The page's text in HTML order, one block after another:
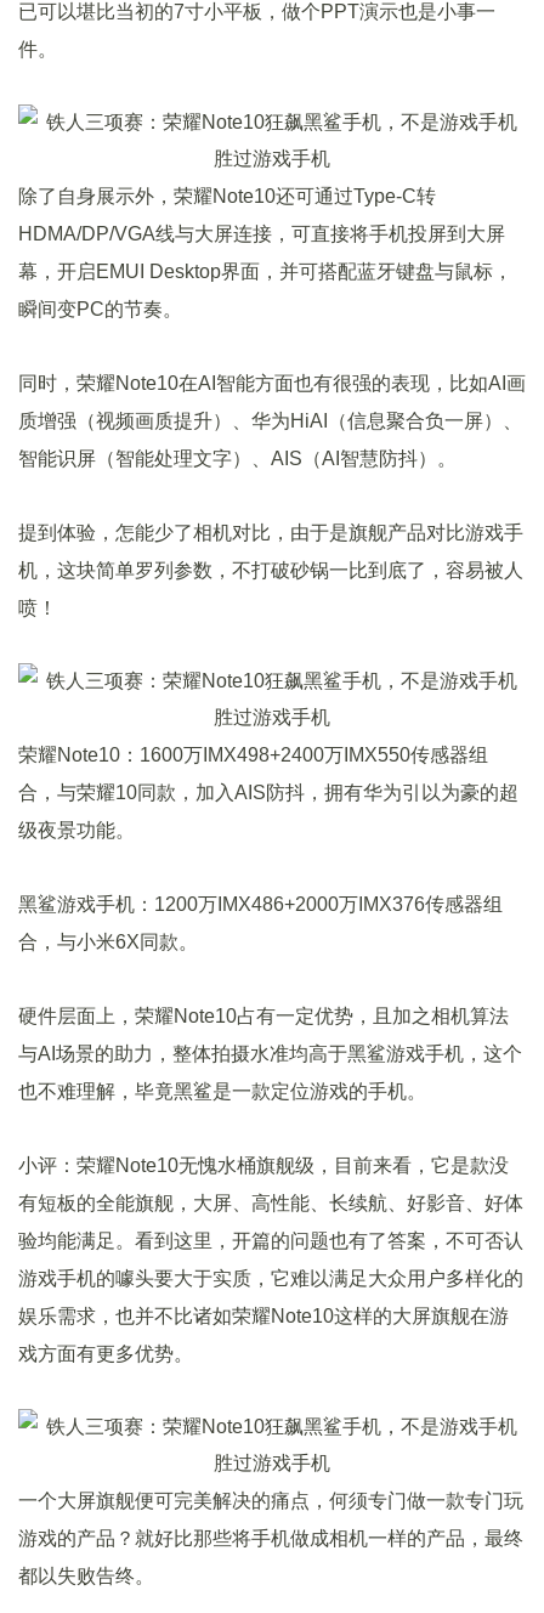
已可以堪比当初的7寸小平板，做个PPT演示也是小事一
件。
除了自身展示外，荣耀Note10还可通过Type-C转
HDMA/DP/VGA线与大屏连接，可直接将手机投屏到大屏
幕，开启EMUI Desktop界面，并可搭配蓝牙键盘与鼠标，
瞬间变PC的节奏。
同时，荣耀Note10在AI智能方面也有很强的表现，比如AI画
质增强（视频画质提升）、华为HiAI（信息聚合负一屏）、
智能识屏（智能处理文字）、AIS（AI智慧防抖）。
提到体验，怎能少了相机对比，由于是旗舰产品对比游戏手
机，这块简单罗列参数，不打破砂锅一比到底了，容易被人
喷！
荣耀Note10：1600万IMX498+2400万IMX550传感器组
合，与荣耀10同款，加入AIS防抖，拥有华为引以为豪的超
级夜景功能。
黑鲨游戏手机：1200万IMX486+2000万IMX376传感器组
合，与小米6X同款。
硬件层面上，荣耀Note10占有一定优势，且加之相机算法
与AI场景的助力，整体拍摄水准均高于黑鲨游戏手机，这个
也不难理解，毕竟黑鲨是一款定位游戏的手机。
小评：荣耀Note10无愧水桶旗舰级，目前来看，它是款没
有短板的全能旗舰，大屏、高性能、长续航、好影音、好体
验均能满足。看到这里，开篇的问题也有了答案，不可否认
游戏手机的噱头要大于实质，它难以满足大众用户多样化的
娱乐需求，也并不比诸如荣耀Note10这样的大屏旗舰在游
戏方面有更多优势。
一个大屏旗舰便可完美解决的痛点，何须专门做一款专门玩
游戏的产品？就好比那些将手机做成相机一样的产品，最终
都以失败告终。